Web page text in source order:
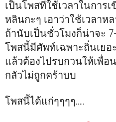
เป็นโพสที่ใช้เวลาในการ
หลินกะๆ เอาว่าใช้เวลา
ถ้านับเป็นชั่วโมงก็น่าจะ
โพสนี้มีศัพท์เฉพาะถิ่นเยอ
แล้วต้องไปรบกวนให้เพื่
กลัวไม่ถูกคร้าบบ
โพสนี้ได้แก่ๆๆๆๆ…..